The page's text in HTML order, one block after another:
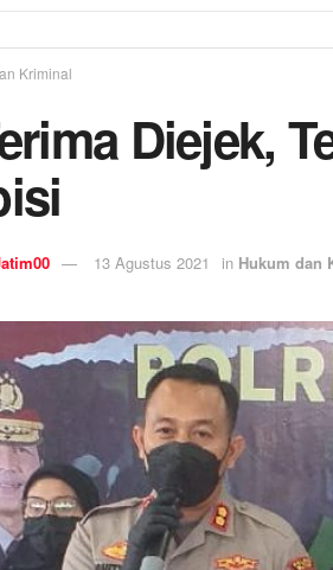
Kriminal
Diejek,
13 Agustus 2021 in Hukum dan